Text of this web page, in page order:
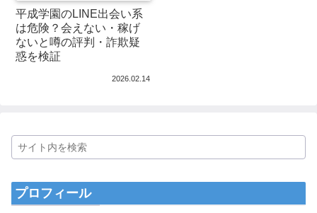
平成学園のLINE出会い系
は危険？会えない・稼げ
ないと噂の評判・詐欺疑
惑を検証
2026.02.14
プロフィール